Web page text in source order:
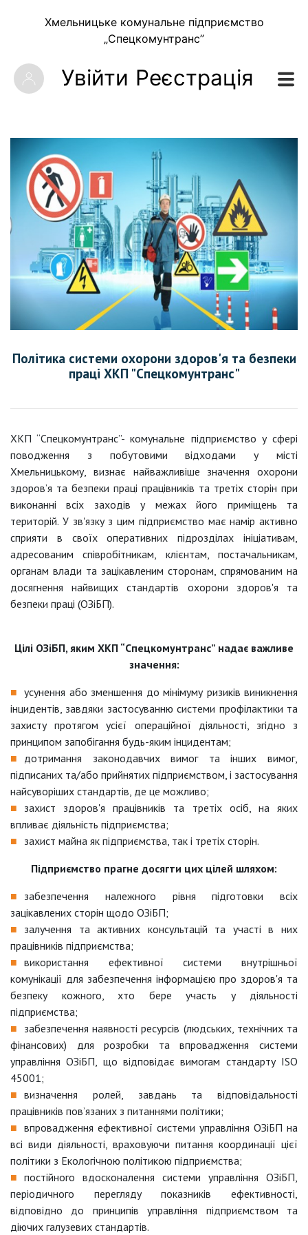
Хмельницьке комунальне підприємство
„Спецкомунтранс”
Увійти Реєстрація
Політика системи охорони здоров'я та безпеки
праці ХКП "Спецкомунтранс"
ХКП “Спецкомунтранс”- комунальне підприємство у сфері
поводження з побутовими відходами у місті
Хмельницькому, визнає найважливіше значення охорони
здоров’я та безпеки праці працівників та третіх сторін при
виконанні всіх заходів у межах його приміщень та
територій. У зв'язку з цим підприємство має намір активно
сприяти в своїх оперативних підрозділах ініціативам,
адресованим співробітникам, клієнтам, постачальникам,
органам влади та зацікавленим сторонам, спрямованим на
досягнення найвищих стандартів охорони здоров'я та
безпеки праці (ОЗіБП).
Цілі ОЗіБП, яким ХКП “Спецкомунтранс” надає важливе
значення:
усунення або зменшення до мінімуму ризиків виникнення
інцидентів, завдяки застосуванню системи профілактики та
захисту протягом усієї операційної діяльності, згідно з
принципом запобігання будь-яким інцидентам;
дотримання законодавчих вимог та інших вимог,
підписаних та/або прийнятих підприємством, і застосування
найсуворіших стандартів, де це можливо;
захист здоров'я працівників та третіх осіб, на яких
впливає діяльність підприємства;
захист майна як підприємства, так і третіх сторін.
Підприємство прагне досягти цих цілей шляхом:
забезпечення належного рівня підготовки всіх
зацікавлених сторін щодо ОЗіБП;
залучення та активних консультацій та участі в них
працівників підприємства;
використання ефективної системи внутрішньої
комунікації для забезпечення інформацією про здоров'я та
безпеку кожного, хто бере участь у діяльності
підприємства;
забезпечення наявності ресурсів (людських, технічних та
фінансових) для розробки та впровадження системи
управління ОЗіБП, що відповідає вимогам стандарту ISO
45001;
визначення ролей, завдань та відповідальності
працівників пов’язаних з питаннями політики;
впровадження ефективної системи управління ОЗіБП на
всі види діяльності, враховуючи питання координації цієї
політики з Екологічною політикою підприємства;
постійного вдосконалення системи управління ОЗіБП,
періодичного перегляду показників ефективності,
відповідно до принципів управління підприємством та
діючих галузевих стандартів.